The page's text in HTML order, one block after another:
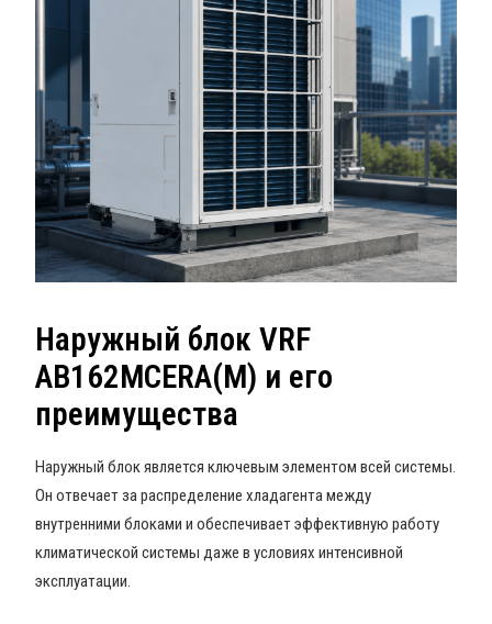
Наружный блок VRF
AB162MCERA(M) и его
преимущества
Наружный блок является ключевым элементом всей системы.
Он отвечает за распределение хладагента между
внутренними блоками и обеспечивает эффективную работу
климатической системы даже в условиях интенсивной
эксплуатации.